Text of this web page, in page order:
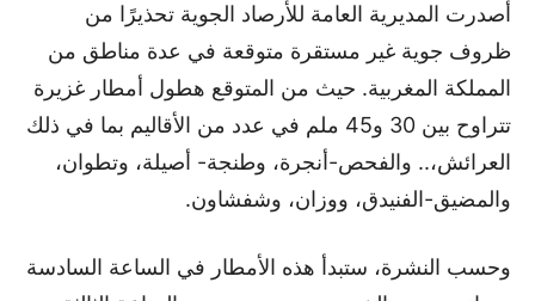
أصدرت المديرية العامة للأرصاد الجوية تحذيرًا من
ظروف جوية غير مستقرة متوقعة في عدة مناطق من
المملكة المغربية. حيث من المتوقع هطول أمطار غزيرة
تتراوح بين 30 و45 ملم في عدد من الأقاليم بما في ذلك
العرائش،.. والفحص-أنجرة، وطنجة- أصيلة، وتطوان،
والمضيق-الفنيدق، ووزان، وشفشاون.
وحسب النشرة، ستبدأ هذه الأمطار في الساعة السادسة